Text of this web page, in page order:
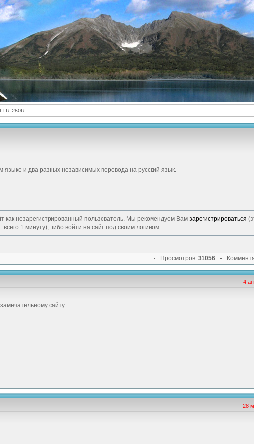
250R
языке и два разных независимых перевода на русский язык.
как незарегистрированный пользователь. Мы рекомендуем Вам зарегистрироваться
всего 1 минуту), либо войти на сайт под своим логином.
Просмотров: 31056
4
сайту.
28